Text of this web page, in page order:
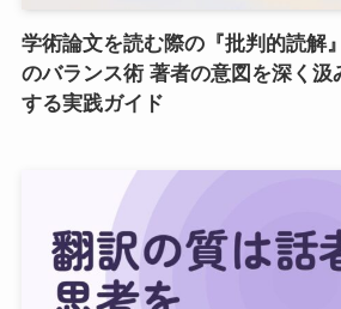
学術論文を読む際の『批判的読解
のバランス術 著者の意図を深く汲
する実践ガイド